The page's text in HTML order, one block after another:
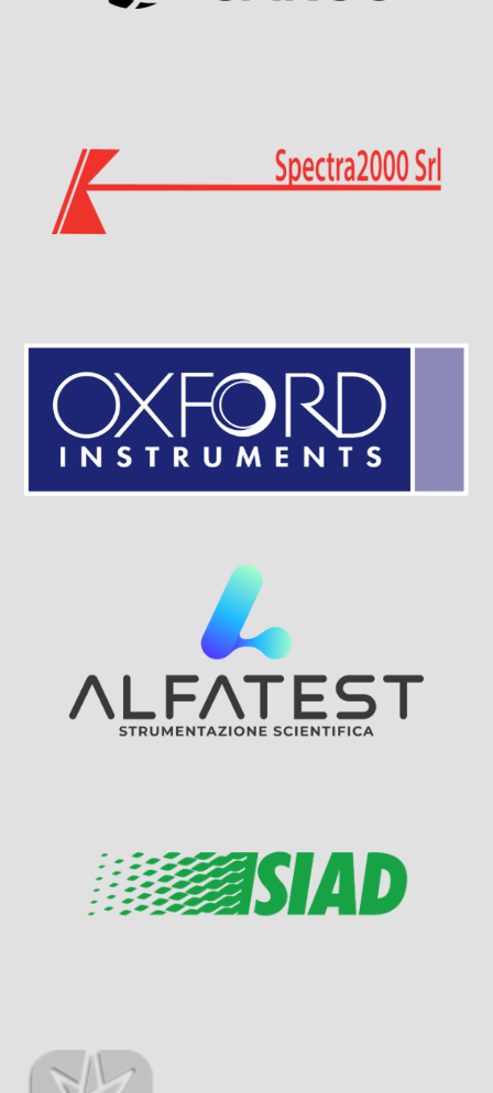
Visit Sponsor Page
Visit Sponsor Page
Visit Sponsor Page